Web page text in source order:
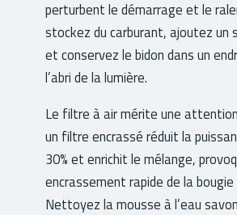
perturbent le démarrage et le
stockez du carburant, ajoutez un
et conservez le bidon dans un
l’abri de la lumière.
Le filtre à air mérite une
un filtre encrassé réduit la
30% et enrichit le mélange,
encrassement rapide de la
Nettoyez la mousse à l’eau